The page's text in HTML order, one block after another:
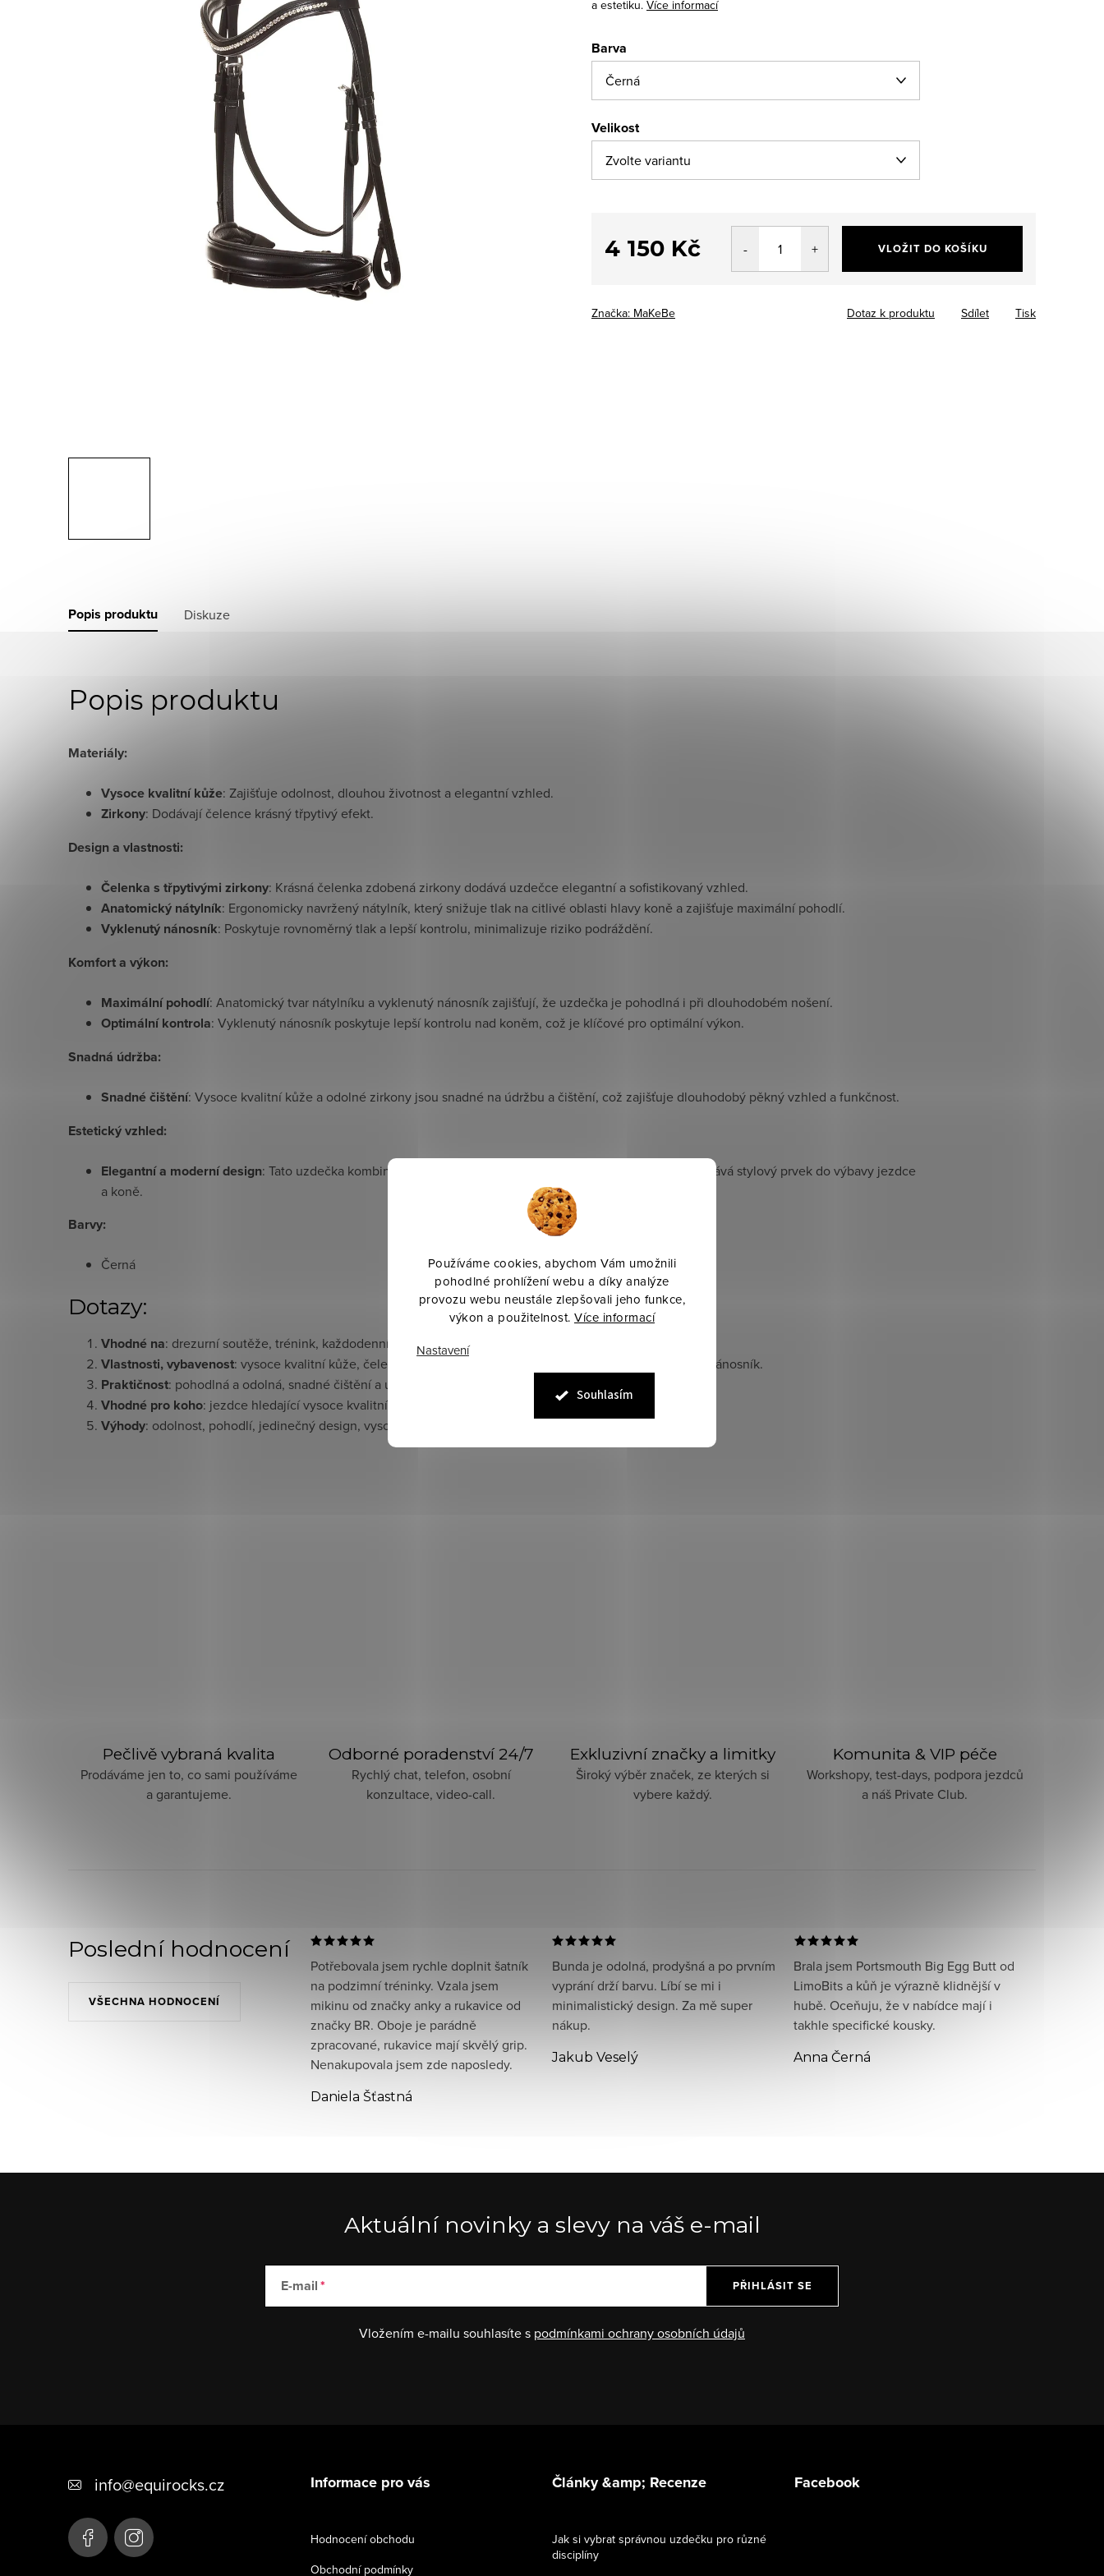
Používáme cookies, abychom Vám umožnili
pohodlné prohlížení webu a díky analýze
provozu webu neustále zlepšovali jeho funkce,
výkon a použitelnost. Více informací
Nastavení
Souhlasím
a estetiku. Více informací
Barva
Velikost
4 150 Kč VLOŽIT DO KOŠÍKU
Značka: MaKeBe Tisk
Dotaz k produktu Sdílet
Popis produktu Diskuze
Popis produktu
Materiály:
Vysoce kvalitní kůže: Zajišťuje odolnost, dlouhou životnost a elegantní vzhled.
Zirkony: Dodávají čelence krásný třpytivý efekt.
Design a vlastnosti:
Čelenka s třpytivými zirkony: Krásná čelenka zdobená zirkony dodává uzdečce elegantní a sofistikovaný vzhled.
Anatomický nátylník: Ergonomicky navržený nátylník, který snižuje tlak na citlivé oblasti hlavy koně a zajišťuje maximální pohodlí.
Vyklenutý nánosník: Poskytuje rovnoměrný tlak a lepší kontrolu, minimalizuje riziko podráždění.
Komfort a výkon:
Maximální pohodlí: Anatomický tvar nátylníku a vyklenutý nánosník zajišťují, že uzdečka je pohodlná i při dlouhodobém nošení.
Optimální kontrola: Vyklenutý nánosník poskytuje lepší kontrolu nad koněm, což je klíčové pro optimální výkon.
Snadná údržba:
Snadné čištění: Vysoce kvalitní kůže a odolné zirkony jsou snadné na údržbu a čištění, což zajišťuje dlouhodobý pěkný vzhled a funkčnost.
Estetický vzhled:
Elegantní a moderní design: Tato uzdečka kombinuje moderní estetiku s praktickými vlastnostmi, čímž přidává stylový prvek do výbavy jezdce
a koně.
Barvy:
Černá
Dotazy:
Vhodné na: drezurní soutěže, trénink, každodenní použití.
Vlastnosti, vybavenost: vysoce kvalitní kůže, čelenka s třpytivými zirkony, anatomický nátylník, vyklenutý nánosník.
Praktičnost: pohodlná a odolná, snadné čištění a údržba, vhodná pro různé jezdecké aktivity.
Vhodné pro koho: jezdce hledající vysoce kvalitní, pohodlnou a stylovou uzdečku pro koně.
Výhody: odolnost, pohodlí, jedinečný design, vysoká kvalita materiálů, optimální kontrola nad koněm.
Pečlivě vybraná kvalita
Prodáváme jen to, co sami používáme
a garantujeme.
Odborné poradenství 24/7
Rychlý chat, telefon, osobní
konzultace, video-call.
Exkluzivní značky a limitky
Široký výběr značek, ze kterých si
vybere každý.
Komunita & VIP péče
Workshopy, test-days, podpora jezdců
a náš Private Club.
Poslední hodnocení
VŠECHNA HODNOCENÍ
Potřebovala jsem rychle doplnit šatník
na podzimní tréninky. Vzala jsem
mikinu od značky anky a rukavice od
značky BR. Oboje je parádně
zpracované, rukavice mají skvělý grip.
Nenakupovala jsem zde naposledy.
Daniela Šťastná
Bunda je odolná, prodyšná a po prvním
vyprání drží barvu. Líbí se mi i
minimalistický design. Za mě super
nákup.
Jakub Veselý
Brala jsem Portsmouth Big Egg Butt od
LimoBits a kůň je výrazně klidnější v
hubě. Oceňuju, že v nabídce mají i
takhle specifické kousky.
Anna Černá
Aktuální novinky a slevy na váš e-mail
E-mail
Vložením e-mailu souhlasíte s podmínkami ochrany osobních údajů
PŘIHLÁSIT SE
info@equirocks.cz Informace pro vás
Hodnocení obchodu
Obchodní podmínky
Články &amp; Recenze
Jak si vybrat správnou uzdečku pro různé
disciplíny
Facebook